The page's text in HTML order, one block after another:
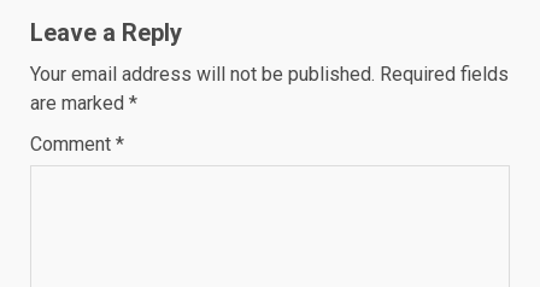
Leave a Reply
Your email address will not be published. Required fields
are marked *
Comment *